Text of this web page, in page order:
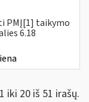
PMĮ[1] taikymo
6.18
iki 20 iš 51 irašų.